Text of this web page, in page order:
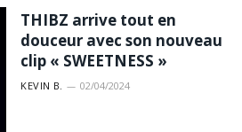
THIBZ arrive tout en
douceur avec son nouveau
clip « SWEETNESS »
KEVIN B. 02/04/2024